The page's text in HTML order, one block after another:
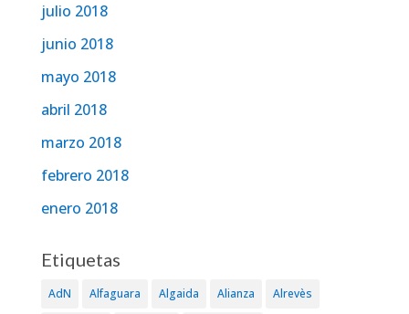
julio 2018
junio 2018
mayo 2018
abril 2018
marzo 2018
febrero 2018
enero 2018
Etiquetas
AdN Alfaguara Algaida Alianza Alrevès